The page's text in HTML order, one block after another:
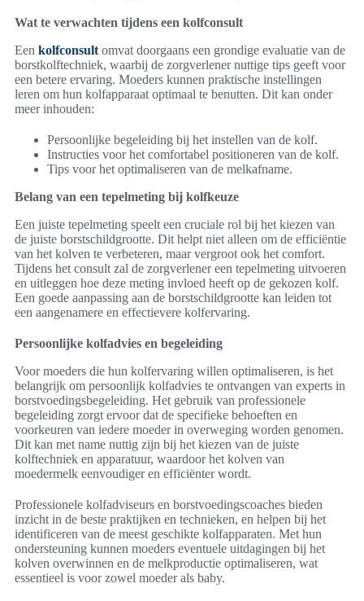
Wat te verwachten tijdens een kolfconsult
Een kolfconsult omvat doorgaans een grondige evaluatie van de
borstkolftechniek, waarbij de zorgverlener nuttige tips geeft voor
een betere ervaring. Moeders kunnen praktische instellingen
leren om hun kolfapparaat optimaal te benutten. Dit kan onder
meer inhouden:
Persoonlijke begeleiding bij het instellen van de kolf.
Instructies voor het comfortabel positioneren van de kolf.
Tips voor het optimaliseren van de melkafname.
Belang van een tepelmeting bij kolfkeuze
Een juiste tepelmeting speelt een cruciale rol bij het kiezen van
de juiste borstschildgrootte. Dit helpt niet alleen om de efficiëntie
van het kolven te verbeteren, maar vergroot ook het comfort.
Tijdens het consult zal de zorgverlener een tepelmeting uitvoeren
en uitleggen hoe deze meting invloed heeft op de gekozen kolf.
Een goede aanpassing aan de borstschildgrootte kan leiden tot
een aangenamere en effectievere kolfervaring.
Persoonlijke kolfadvies en begeleiding
Voor moeders die hun kolfervaring willen optimaliseren, is het
belangrijk om persoonlijk kolfadvies te ontvangen van experts in
borstvoedingsbegeleiding. Het gebruik van professionele
begeleiding zorgt ervoor dat de specifieke behoeften en
voorkeuren van iedere moeder in overweging worden genomen.
Dit kan met name nuttig zijn bij het kiezen van de juiste
kolftechniek en apparatuur, waardoor het kolven van
moedermelk eenvoudiger en efficiënter wordt.
Professionele kolfadviseurs en borstvoedingscoaches bieden
inzicht in de beste praktijken en technieken, en helpen bij het
identificeren van de meest geschikte kolfapparaten. Met hun
ondersteuning kunnen moeders eventuele uitdagingen bij het
kolven overwinnen en de melkproductie optimaliseren, wat
essentieel is voor zowel moeder als baby.